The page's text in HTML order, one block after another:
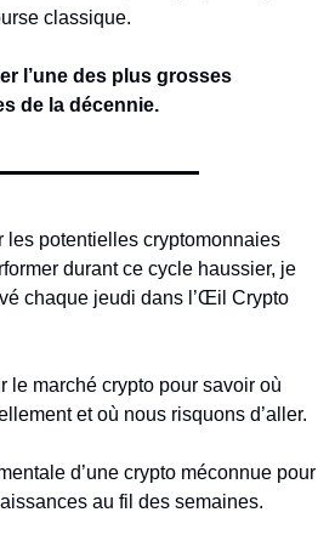
classique.
l’une des plus grosses
de la décennie.
les potentielles cryptomonnaies
durant ce cycle haussier, je
chaque jeudi dans l’Œil Crypto
le marché crypto pour savoir où
et où nous risquons d’aller.
d’une crypto méconnue pour
au fil des semaines.